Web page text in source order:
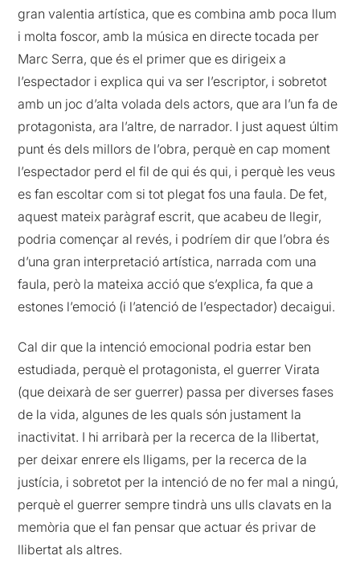
gran valentia artística, que es combina amb poca llum
i molta foscor, amb la música en directe tocada per
Marc Serra, que és el primer que es dirigeix a
l’espectador i explica qui va ser l’escriptor, i sobretot
amb un joc d’alta volada dels actors, que ara l’un fa de
protagonista, ara l’altre, de narrador. I just aquest últim
punt és dels millors de l’obra, perquè en cap moment
l’espectador perd el fil de qui és qui, i perquè les veus
es fan escoltar com si tot plegat fos una faula. De fet,
aquest mateix paràgraf escrit, que acabeu de llegir,
podria començar al revés, i podríem dir que l’obra és
d’una gran interpretació artística, narrada com una
faula, però la mateixa acció que s’explica, fa que a
estones l’emoció (i l’atenció de l’espectador) decaigui.
Cal dir que la intenció emocional podria estar ben
estudiada, perquè el protagonista, el guerrer Virata
(que deixarà de ser guerrer) passa per diverses fases
de la vida, algunes de les quals són justament la
inactivitat. I hi arribarà per la recerca de la llibertat,
per deixar enrere els lligams, per la recerca de la
justícia, i sobretot per la intenció de no fer mal a ningú,
perquè el guerrer sempre tindrà uns ulls clavats en la
memòria que el fan pensar que actuar és privar de
llibertat als altres.